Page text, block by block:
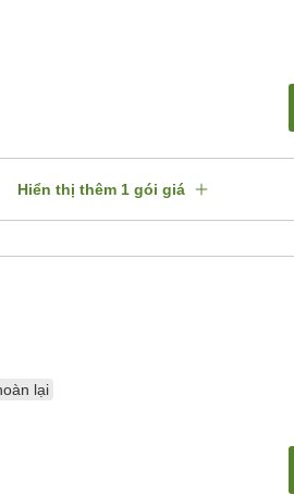
Hiển thị thêm 1 gói giá
lại